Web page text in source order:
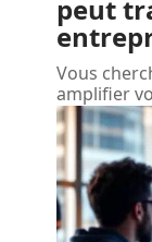
peut
Vous
amplifier